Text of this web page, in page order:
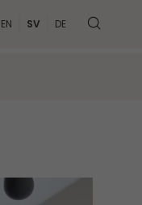
EN SV DE